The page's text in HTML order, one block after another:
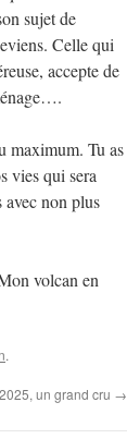
sujet de
Celle qui
accepte de
maximum. Tu as
vies qui sera
avec non plus
volcan en
.
2025, un grand cru →